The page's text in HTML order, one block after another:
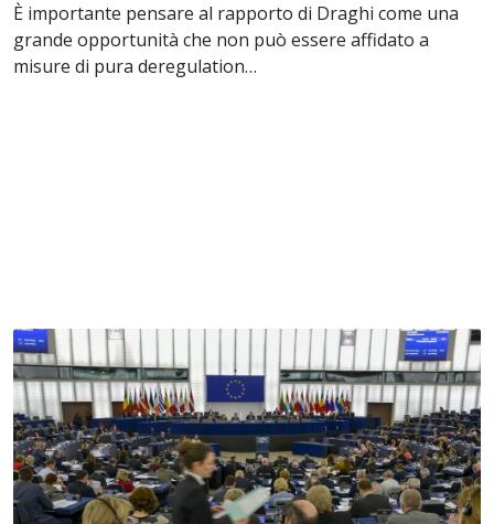
È importante pensare al rapporto di Draghi come una
grande opportunità che non può essere affidato a
misure di pura deregulation…